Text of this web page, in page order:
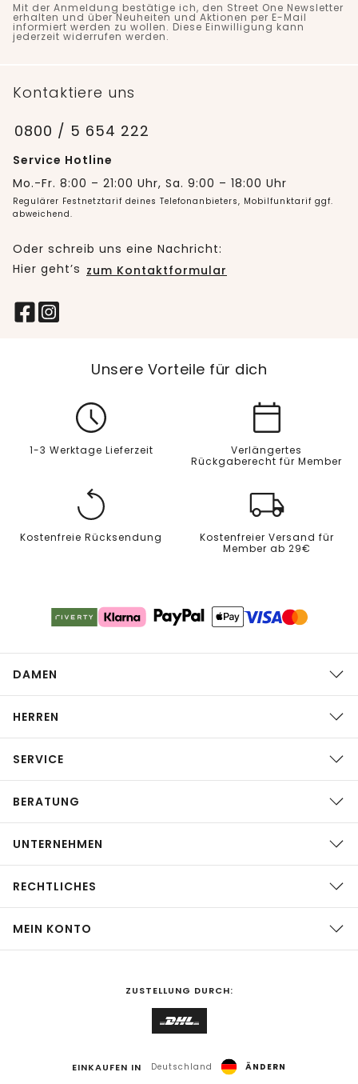
Mit der Anmeldung bestätige ich, den Street One Newsletter
erhalten und über Neuheiten und Aktionen per E-Mail
informiert werden zu wollen. Diese Einwilligung kann
jederzeit widerrufen werden.
Kontaktiere uns
0800 / 5 654 222
Service Hotline
Mo.-Fr. 8:00 – 21:00 Uhr, Sa. 9:00 – 18:00 Uhr
Regulärer Festnetztarif deines Telefonanbieters, Mobilfunktarif ggf.
abweichend.
Oder schreib uns eine Nachricht:
Hier geht’s zum Kontaktformular
Unsere Vorteile für dich
1-3 Werktage Lieferzeit
Verlängertes
Rückgaberecht für Member
Kostenfreie Rücksendung
Kostenfreier Versand für
Member ab 29€
DAMEN
HERREN
SERVICE
BERATUNG
UNTERNEHMEN
RECHTLICHES
MEIN KONTO
ZUSTELLUNG DURCH:
EINKAUFEN IN Deutschland ÄNDERN